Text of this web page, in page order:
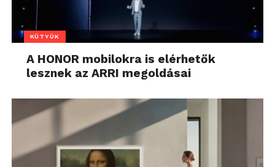
KÜTYÜK
A HONOR mobilokra is elérhetők
lesznek az ARRI megoldásai